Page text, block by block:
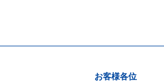
お客様各位